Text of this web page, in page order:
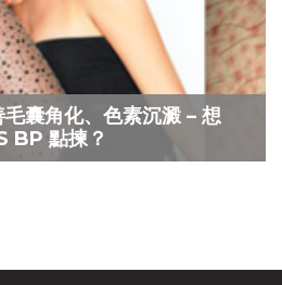
毛囊角化、色素沉澱 – 想
BP 點揀？